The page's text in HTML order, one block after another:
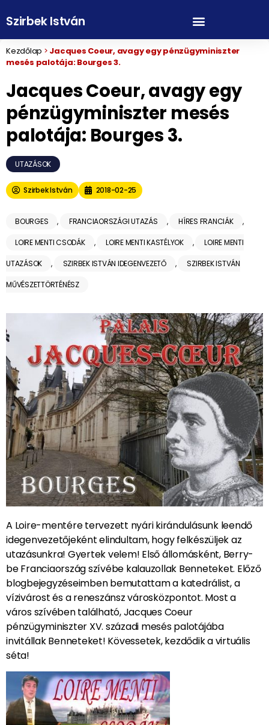
Szirbek István
Kezdőlap > Jacques Coeur, avagy egy pénzügyminiszter
mesés palotája: Bourges 3.
Jacques Coeur, avagy egy
pénzügyminiszter mesés
palotája: Bourges 3.
UTAZÁSOK
Szirbek István 2018-02-25
BOURGES , FRANCIAORSZÁGI UTAZÁS , HÍRES FRANCIÁK ,
LOIRE MENTI CSODÁK , LOIRE MENTI KASTÉLYOK , LOIRE MENTI
UTAZÁSOK , SZIRBEK ISTVÁN IDEGENVEZETŐ , SZIRBEK ISTVÁN
MŰVÉSZETTÖRTÉNÉSZ
A Loire-mentére tervezett nyári kirándulásunk leendő
idegenvezetőjeként elindultam, hogy felkészüljek az
utazásunkra! Gyertek velem! Első állomásként, Berry-
be Franciaország szívébe kalauzollak Benneteket. Előző
blogbejegyzéseimben bemutattam a katedrálist, a
vízivárost és a reneszánsz városközpontot. Most a
város szívében található, Jacques Coeur
pénzügyminiszter XV. századi mesés palotájába
invitállak Benneteket! Kövessetek, kezdődik a virtuális
séta!